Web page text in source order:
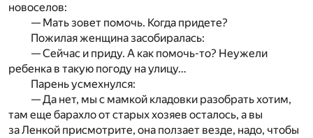
новоселов:
— Мать зовет помочь. Когда придете?
Пожилая женщина засобиралась:
— Сейчас и приду. А как помочь-то? Неужели
ребенка в такую погоду на улицу…
Парень усмехнулся:
— Да нет, мы с мамкой кладовки разобрать хотим,
там еще барахло от старых хозяев осталось, а вы
за Ленкой присмотрите, она ползает везде, надо, чтобы